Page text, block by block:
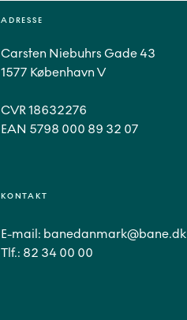
ADRESSE
Carsten Niebuhrs Gade 43
1577 København V
CVR 18632276
EAN 5798 000 89 32 07
KONTAKT
E-mail: banedanmark@bane.dk
Tlf.: 82 34 00 00